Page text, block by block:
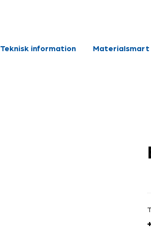
Teknisk information Materialsmart